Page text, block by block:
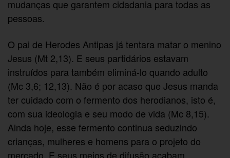
mudanças que garantem cidadania para todas as
pessoas.
O pai de Herodes Antipas já tentara matar o menino
Jesus (Mt 2,13). E seus partidários estavam
instruídos para também eliminá-lo quando adulto
(Mc 3,6; 12,13). Não é por acaso que Jesus manda
ter cuidado com o fermento dos herodianos, isto é,
com sua ideologia e seu modo de vida (Mc 8,15).
Ainda hoje, esse fermento continua seduzindo
crianças, mulheres e homens para o projeto do
mercado. E seus meios de difusão acabam